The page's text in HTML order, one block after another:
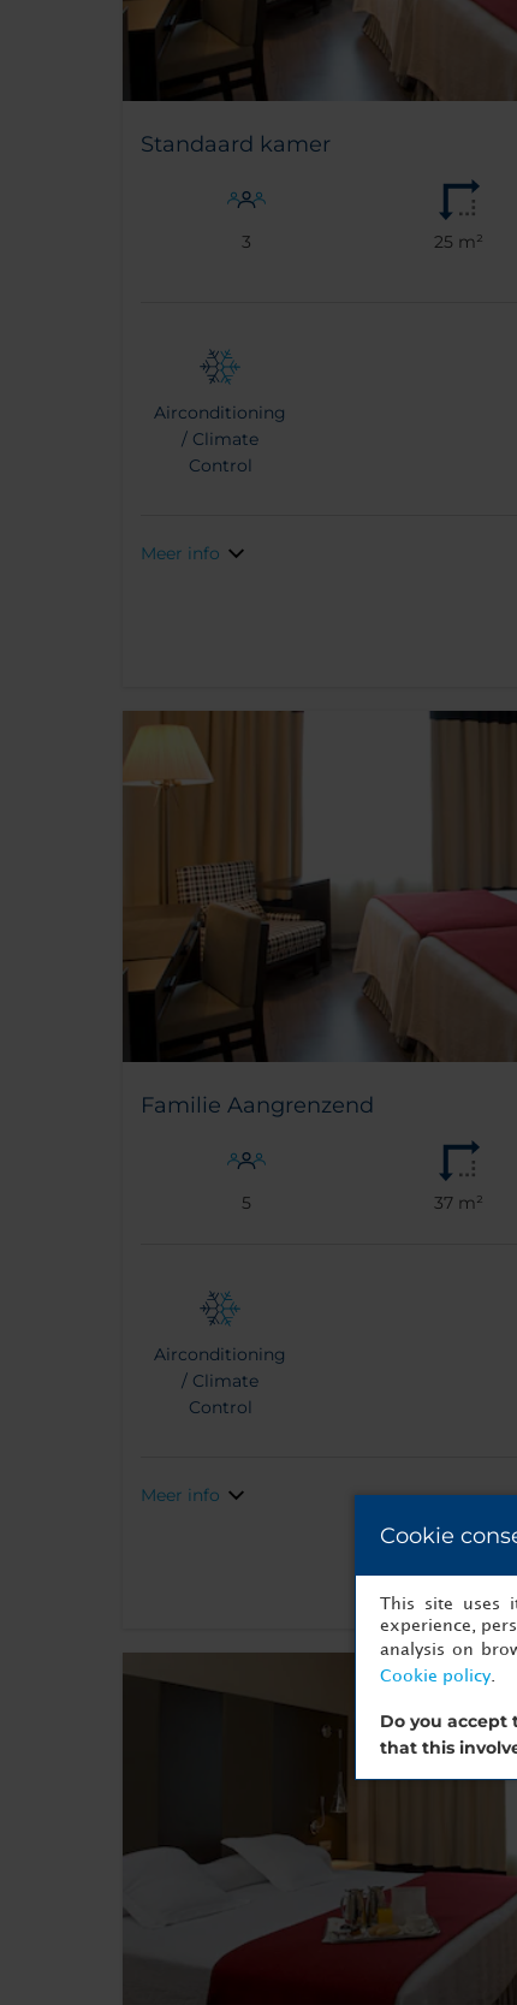
Standaard kamer
3 25 m²
Airconditioning
/ Climate
Control
Meer info
Familie Aangrenzend
5 37 m²
Airconditioning
/ Climate
Control
Meer info
Cookie
This site uses
experience,
analysis on
Cookie policy.
Do you accept
that this